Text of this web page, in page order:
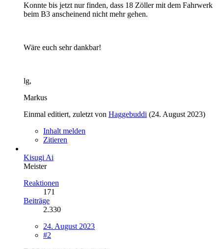
Konnte bis jetzt nur finden, dass 18 Zöller mit dem Fahrwerk
beim B3 anscheinend nicht mehr gehen.
Wäre euch sehr dankbar!
lg,
Markus
Einmal editiert, zuletzt von Haggebuddi (24. August 2023)
Inhalt melden
Zitieren
Kisugi Ai
Meister
Reaktionen
171
Beiträge
2.330
24. August 2023
#2